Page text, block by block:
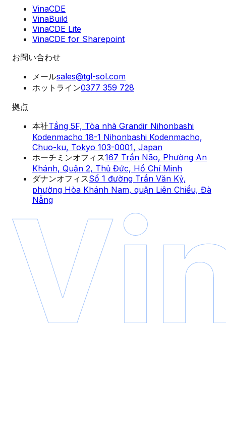
VinaCDE
VinaBuild
VinaCDE Lite
VinaCDE for Sharepoint
お問い合わせ
メールsales@tgl-sol.com
ホットライン0377 359 728
拠点
本社Tầng 5F, Tòa nhà Grandir Nihonbashi
Kodenmacho 18-1 Nihonbashi Kodenmacho,
Chuo-ku, Tokyo 103-0001, Japan
ホーチミンオフィス167 Trần Não, Phường An
Khánh, Quận 2, Thủ Đức, Hồ Chí Minh
ダナンオフィスSố 1 đường Trần Văn Kỷ,
phường Hòa Khánh Nam, quận Liên Chiểu, Đà
Nẵng